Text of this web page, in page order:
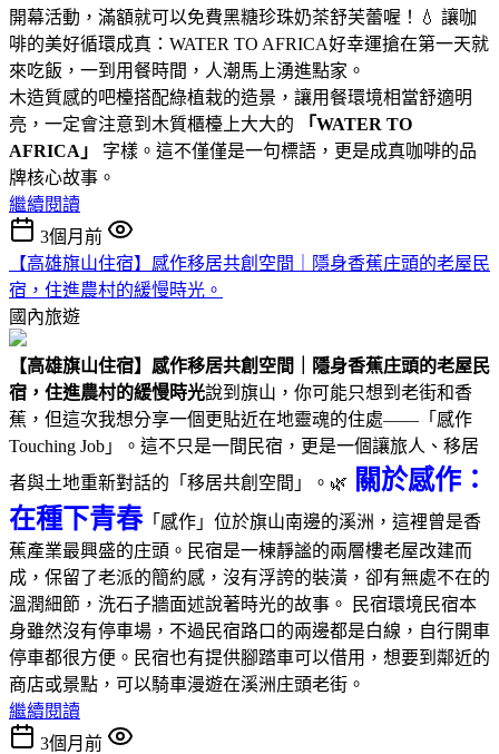
開幕活動，滿額就可以免費黑糖珍珠奶茶舒芙蕾喔！💧 讓咖
啡的美好循環成真：WATER TO AFRICA好幸運搶在第一天就
來吃飯，一到用餐時間，人潮馬上湧進點家。
木造質感的吧檯搭配綠植栽的造景，讓用餐環境相當舒適明
亮，一定會注意到木質櫃檯上大大的
「WATER TO
AFRICA」
字樣。這不僅僅是一句標語，更是成真咖啡的品
牌核心故事。
繼續閱讀
3個月前
【高雄旗山住宿】感作移居共創空間｜隱身香蕉庄頭的老屋民
宿，住進農村的緩慢時光。
國內旅遊
【高雄旗山住宿】感作移居共創空間｜隱身香蕉庄頭的老屋民
宿，住進農村的緩慢時光說到旗山，你可能只想到老街和香
蕉，但這次我想分享一個更貼近在地靈魂的住處——「感作
Touching Job」。這不只是一間民宿，更是一個讓旅人、移居
者與土地重新對話的「移居共創空間」。🌿
關於感作：
在種下青春「感作」位於旗山南邊的溪洲，這裡曾是香
蕉產業最興盛的庄頭。民宿是一棟靜謐的兩層樓老屋改建而
成，保留了老派的簡約感，沒有浮誇的裝潢，卻有無處不在的
溫潤細節，洗石子牆面述說著時光的故事。 民宿環境民宿本
身雖然沒有停車場，不過民宿路口的兩邊都是白線，自行開車
停車都很方便。民宿也有提供腳踏車可以借用，想要到鄰近的
商店或景點，可以騎車漫遊在溪洲庄頭老街。
繼續閱讀
3個月前